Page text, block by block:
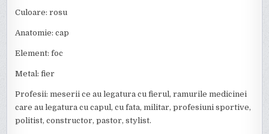
Culoare: rosu
Anatomie: cap
Element: foc
Metal: fier
Profesii: meserii ce au legatura cu fierul, ramurile medicinei
care au legatura cu capul, cu fata, militar, profesiuni sportive,
politist, constructor, pastor, stylist.